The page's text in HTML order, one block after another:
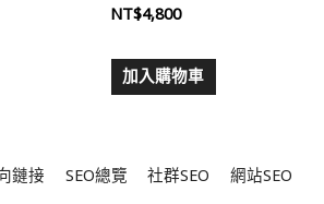
NT$4,800
加入購物車
鏈接 SEO總覽 社群SEO 網站SEO